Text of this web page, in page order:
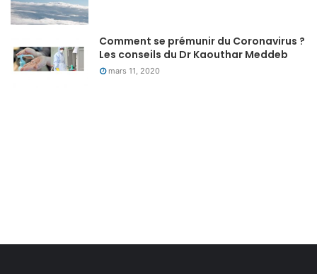
Comment se prémunir du Coronavirus ?
Les conseils du Dr Kaouthar Meddeb
mars 11, 2020